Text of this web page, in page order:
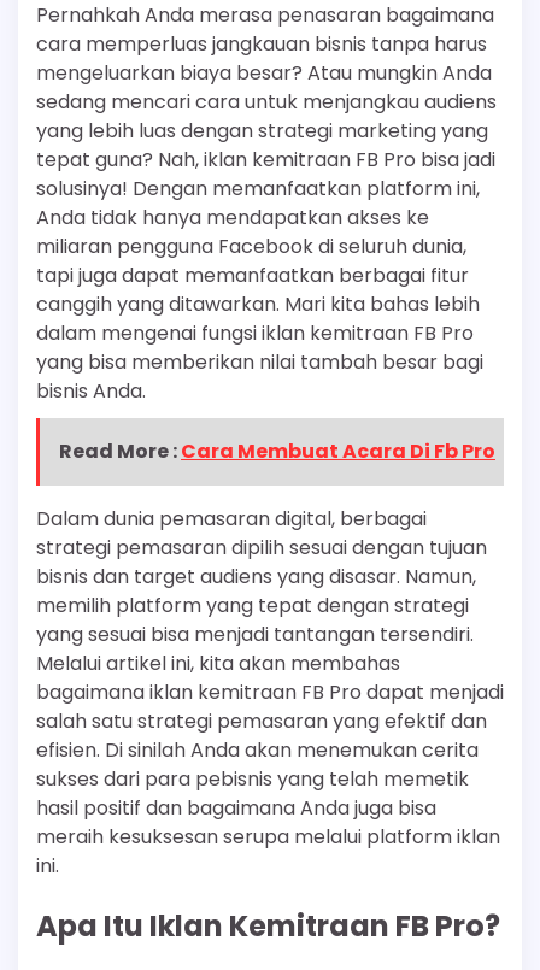
Pernahkah Anda merasa penasaran bagaimana
cara memperluas jangkauan bisnis tanpa harus
mengeluarkan biaya besar? Atau mungkin Anda
sedang mencari cara untuk menjangkau audiens
yang lebih luas dengan strategi marketing yang
tepat guna? Nah, iklan kemitraan FB Pro bisa jadi
solusinya! Dengan memanfaatkan platform ini,
Anda tidak hanya mendapatkan akses ke
miliaran pengguna Facebook di seluruh dunia,
tapi juga dapat memanfaatkan berbagai fitur
canggih yang ditawarkan. Mari kita bahas lebih
dalam mengenai fungsi iklan kemitraan FB Pro
yang bisa memberikan nilai tambah besar bagi
bisnis Anda.
Read More :Cara Membuat Acara Di Fb Pro
Dalam dunia pemasaran digital, berbagai
strategi pemasaran dipilih sesuai dengan tujuan
bisnis dan target audiens yang disasar. Namun,
memilih platform yang tepat dengan strategi
yang sesuai bisa menjadi tantangan tersendiri.
Melalui artikel ini, kita akan membahas
bagaimana iklan kemitraan FB Pro dapat menjadi
salah satu strategi pemasaran yang efektif dan
efisien. Di sinilah Anda akan menemukan cerita
sukses dari para pebisnis yang telah memetik
hasil positif dan bagaimana Anda juga bisa
meraih kesuksesan serupa melalui platform iklan
ini.
Apa Itu Iklan Kemitraan FB Pro?